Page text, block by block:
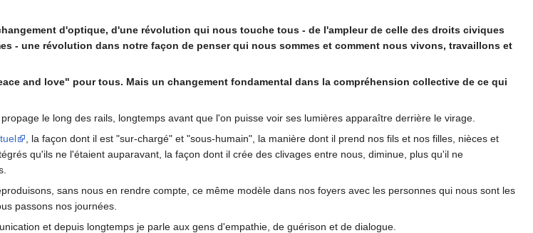
d'optique, d'une révolution qui nous touche tous - de l'ampleur de celle des droits civiques
- une révolution dans notre façon de penser qui nous sommes et comment nous vivons, travaillons et
and love" pour tous. Mais un changement fondamental dans la compréhension collective de ce qui
le long des rails, longtemps avant que l'on puisse voir ses lumières apparaître derrière le virage.
, la façon dont il est "sur-chargé" et "sous-humain", la manière dont il prend nos fils et nos filles, nièces et
qu'ils ne l'étaient auparavant, la façon dont il crée des clivages entre nous, diminue, plus qu'il ne
sans nous en rendre compte, ce même modèle dans nos foyers avec les personnes qui nous sont les
passons nos journées.
et depuis longtemps je parle aux gens d'empathie, de guérison et de dialogue.